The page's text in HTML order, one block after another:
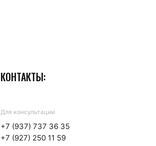
КОНТАКТЫ:
Для консультации
+7 (937) 737 36 35
+7 (927) 250 11 59